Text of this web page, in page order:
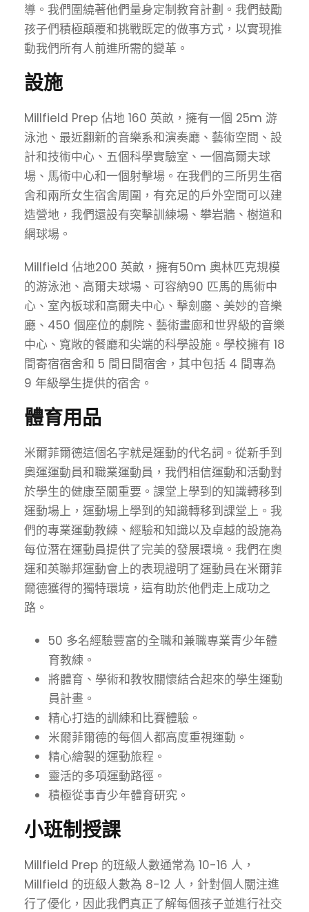
導。我們圍繞著他們量身定制教育計劃。我們鼓勵
孩子們積極顛覆和挑戰既定的做事方式，以實現推
動我們所有人前進所需的變革。
設施
Millfield Prep 佔地 160 英畝，擁有一個 25m 游
泳池、最近翻新的音樂系和演奏廳、藝術空間、設
計和技術中心、五個科學實驗室、一個高爾夫球
場、馬術中心和一個射擊場。在我們的三所男生宿
舍和兩所女生宿舍周圍，有充足的戶外空間可以建
造營地，我們還設有突擊訓練場、攀岩牆、樹道和
網球場。
Millfield 佔地200 英畝，擁有50m 奧林匹克規模
的游泳池、高爾夫球場、可容納90 匹馬的馬術中
心、室內板球和高爾夫中心、擊劍廳、美妙的音樂
廳、450 個座位的劇院、藝術畫廊和世界級的音樂
中心、寬敞的餐廳和尖端的科學設施。學校擁有 18
間寄宿宿舍和 5 間日間宿舍，其中包括 4 間專為
9 年級學生提供的宿舍。
體育用品
米爾菲爾德這個名字就是運動的代名詞。從新手到
奧運運動員和職業運動員，我們相信運動和活動對
於學生的健康至關重要。課堂上學到的知識轉移到
運動場上，運動場上學到的知識轉移到課堂上。我
們的專業運動教練、經驗和知識以及卓越的設施為
每位潛在運動員提供了完美的發展環境。我們在奧
運和英聯邦運動會上的表現證明了運動員在米爾菲
爾德獲得的獨特環境，這有助於他們走上成功之
路。
50 多名經驗豐富的全職和兼職專業青少年體
育教練。
將體育、學術和教牧關懷結合起來的學生運動
員計畫。
精心打造的訓練和比賽體驗。
米爾菲爾德的每個人都高度重視運動。
精心繪製的運動旅程。
靈活的多項運動路徑。
積極從事青少年體育研究。
小班制授課
Millfield Prep 的班級人數通常為 10-16 人，
Millfield 的班級人數為 8-12 人，針對個人關注進
行了優化，因此我們真正了解每個孩子並進行社交